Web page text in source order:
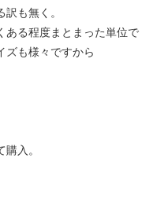
も無く。
ある程度まとまった単位で
ズも様々ですから
入。